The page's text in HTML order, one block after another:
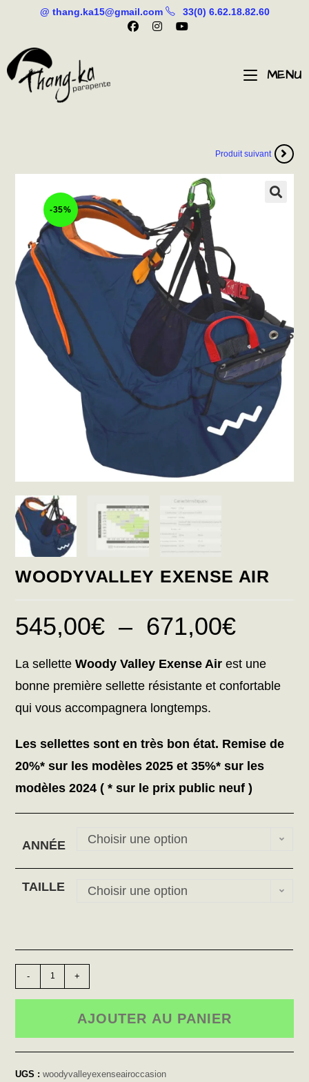
@ thang.ka15@gmail.com 33(0) 6.62.18.82.60
MENU
-35%
Produit suivant
WOODYVALLEY EXENSE AIR
545,00€ – 671,00€
La sellette Woody Valley Exense Air est une
bonne première sellette résistante et confortable
qui vous accompagnera longtemps.
Les sellettes sont en très bon état. Remise de
20%* sur les modèles 2025 et 35%* sur les
modèles 2024 ( * sur le prix public neuf )
ANNÉE Choisir une option
TAILLE Choisir une option
- +
AJOUTER AU PANIER
UGS :woodyvalleyexenseairoccasion